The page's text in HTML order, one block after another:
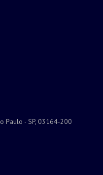
Paulo - SP, 03164-200